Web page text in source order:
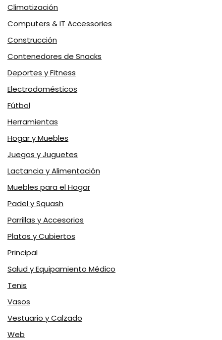
Climatización
Computers & IT Accessories
Construcción
Contenedores de Snacks
Deportes y Fitness
Electrodomésticos
Fútbol
Herramientas
Hogar y Muebles
Juegos y Juguetes
Lactancia y Alimentación
Muebles para el Hogar
Padel y Squash
Parrillas y Accesorios
Platos y Cubiertos
Principal
Salud y Equipamiento Médico
Tenis
Vasos
Vestuario y Calzado
Web